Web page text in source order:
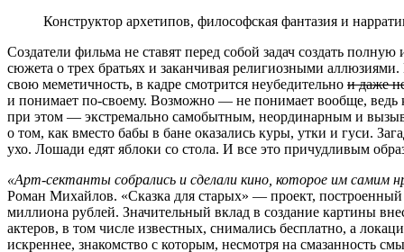
Конструктор архетипов, философская фантазия и
Создатели фильма не ставят перед собой задач создать
сюжета о трех братьях и заканчивая религиозными
свою меметичность, в кадре смотрится неубедительно и даже
и понимает по-своему. Возможно — не понимает вообще,
при этом — экстремально самобытным, неординарным и
о том, как вместо бабы в бане оказались куры, утки и гуси.
ухо. Лошади едят яблоки со стола. И все это причудливым
«Арт-сектанты собрались и сделали кино, которое им самим
Роман Михайлов. «Сказка для старых» — проект,
миллиона рублей. Значительный вклад в создание картины
актеров, в том числе известных, снимались бесплатно, а
искреннее, знакомство с которым, несмотря на смазанность